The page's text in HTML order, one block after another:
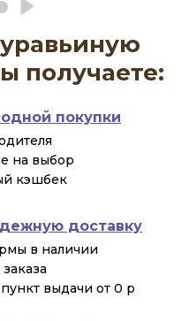
получаете:
покупки
на выбор
кэшбек
доставку
в наличии
выдачи от 0 р